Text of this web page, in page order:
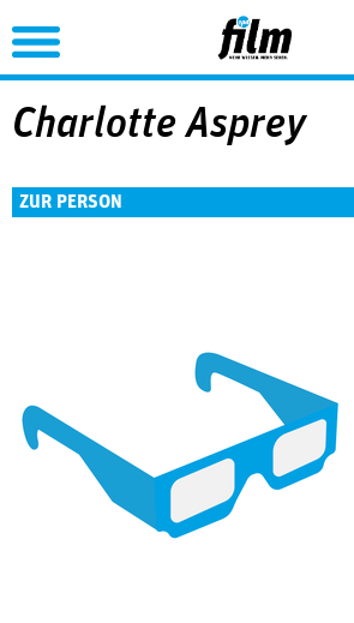
Jump to Navigation
Charlotte Asprey
ZUR PERSON